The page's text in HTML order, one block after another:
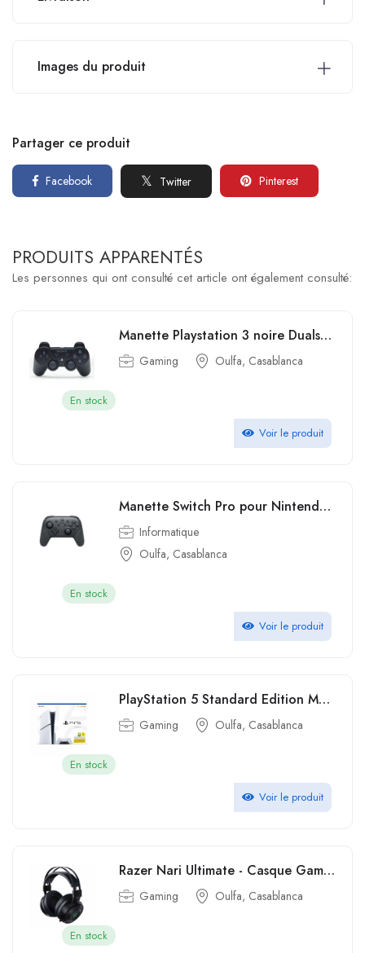
Images du produit
Partager ce produit
Facebook Twitter Pinterest
PRODUITS APPARENTÉS
Les personnes qui ont consulté cet article ont également consulté:
Manette Playstation 3 noire Dualshock 3 Manette PS3 noire Sony Dual Shock 3
Gaming Oulfa, Casablanca
En stock
Voir le produit
Manette Switch Pro pour Nintendo Switch
Informatique
Oulfa, Casablanca
En stock
Voir le produit
PlayStation 5 Standard Edition Modèle Slim 1to
Gaming Oulfa, Casablanca
En stock
Voir le produit
Razer Nari Ultimate - Casque Gamer Sans Fil avec Razer HyperSense
Gaming Oulfa, Casablanca
En stock